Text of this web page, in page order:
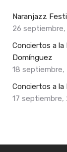
Naranjazz
26 septiembre,
Conciertos a la
Domínguez
18 septiembre,
Conciertos a la
17 septiembre,